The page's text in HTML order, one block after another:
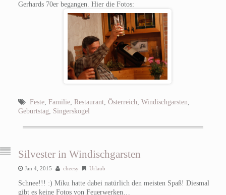
Gerhards 70er begangen. Hier die Fotos:
Feste, Familie, Restaurant, Österreich Windischgarsten
Geburtstag
Singerskogel
Silvester in Windischgarsten
Jan 4, 2015 cheesy Urlaub
Schnee!!! :) Miku hatte dabei natürlich den meisten Spaß! Diesmal
gibt es keine Fotos von Feuerwerken…